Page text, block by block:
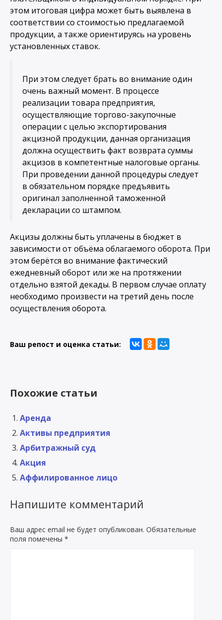
этом итоговая цифра может быть выявлена в
соответствии со стоимостью предлагаемой
продукции, а также ориентируясь на уровень
установленных ставок.
При этом следует брать во внимание один
очень важный момент. В процессе
реализации товара предприятия,
осуществляющие торгово-закупочные
операции с целью экспортирования
акцизной продукции, данная организация
должна осуществить факт возврата суммы
акцизов в компетентные налоговые органы.
При проведении данной процедуры следует
в обязательном порядке предъявить
оригинал заполненной таможенной
декларации со штампом.
Акцизы должны быть уплачены в бюджет в
зависимости от объёма облагаемого оборота. При
этом берётся во внимание фактический
ежедневный оборот или же на протяжении
отдельно взятой декады. В первом случае оплату
необходимо произвести на третий день после
осуществления оборота.
Ваш репост и оценка статьи:
Похожие статьи
Аренда
Активы предприятия
Арбитражный суд
Акция
Аффилированное лицо
Напишите комментарий
Ваш адрес email не будет опубликован. Обязательные
поля помечены *